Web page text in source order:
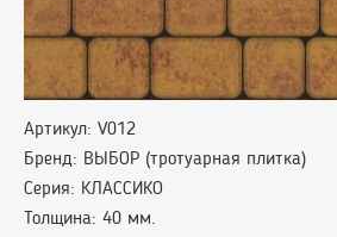
Артикул: V012
Бренд: ВЫБОР (тротуарная плитка)
Серия: КЛАССИКО
Толщина: 40 мм.